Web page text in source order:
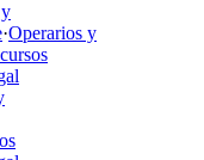
·Operarios y